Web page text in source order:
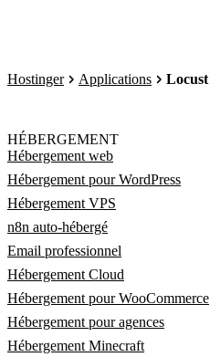
Hostinger Applications Locust
HÉBERGEMENT
Hébergement web
Hébergement pour WordPress
Hébergement VPS
n8n auto-hébergé
Email professionnel
Hébergement Cloud
Hébergement pour WooCommerce
Hébergement pour agences
Hébergement Minecraft